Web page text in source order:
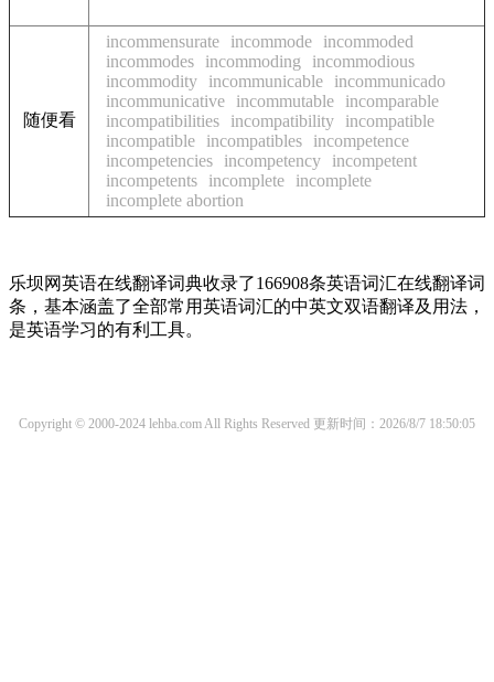
随便看
incommensurate incommode
incommoded
incommodes
incommoding
incommodious
incommodity
incommunicable
incommunicado
incommunicative
incommutable
incomparable
incompatibilities
incompatibility
incompatible
incompatible
incompatibles
incompetence
incompetencies
incompetency
incompetent
incompetents
incomplete
incomplete
incomplete abortion
乐坝网英语在线翻译词典收录了166908条英语词汇在线翻译词
条，基本涵盖了全部常用英语词汇的中英文双语翻译及用法，
是英语学习的有利工具。
Copyright © 2000-2024 lehba.com All Rights Reserved 更新时间：2026/8/7 18:50:05